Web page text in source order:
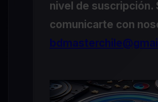
nivel de suscripción.
comunicarte con